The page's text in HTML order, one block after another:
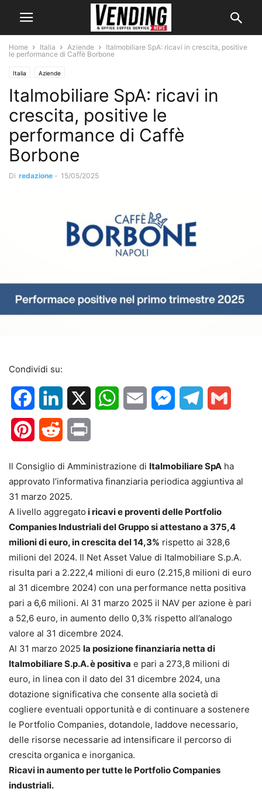
Home Italia Aziende
Italmobiliare SpA: ricavi in crescita, positive
le performance di Caffè Borbone
Italia Aziende
Italmobiliare SpA: ricavi in
crescita, positive le
performance di Caffè
Borbone
Di redazione - 15/05/2025
Condividi su:
FacebookLinkedIn WhatsApp
Email MessengerTelegram
PinterestReddit
Il Consiglio di Amministrazione di Italmobiliare SpA ha
approvato l’informativa finanziaria periodica aggiuntiva al
31 marzo 2025.
A livello aggregato i ricavi e proventi delle Portfolio
Companies Industriali del Gruppo si attestano a 375,4
milioni di euro, in crescita del 14,3% rispetto ai 328,6
milioni del 2024. Il Net Asset Value di Italmobiliare S.p.A.
risulta pari a 2.222,4 milioni di euro (2.215,8 milioni di euro
al 31 dicembre 2024) con una performance netta positiva
pari a 6,6 milioni. Al 31 marzo 2025 il NAV per azione è pari
a 52,6 euro, in aumento dello 0,3% rispetto all’analogo
valore al 31 dicembre 2024.
Al 31 marzo 2025 la posizione finanziaria netta di
Italmobiliare S.p.A. è positiva e pari a 273,8 milioni di
euro, in linea con il dato del 31 dicembre 2024, una
dotazione significativa che consente alla società di
cogliere eventuali opportunità e di continuare a sostenere
le Portfolio Companies, dotandole, laddove necessario,
delle risorse necessarie ad intensificare il percorso di
crescita organica e inorganica.
Ricavi in aumento per tutte le Portfolio Companies
industriali.